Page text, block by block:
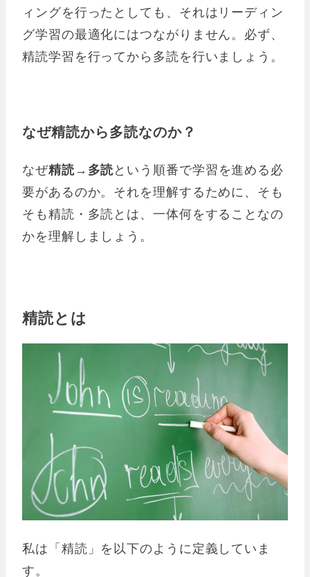
ィングを行ったとしても、それはリーディン
グ学習の最適化にはつながりません。必ず、
精読学習を行ってから多読を行いましょう。
なぜ精読から多読なのか？
なぜ精読→多読という順番で学習を進める必
要があるのか。それを理解するために、そも
そも精読・多読とは、一体何をすることなの
かを理解しましょう。
精読とは
私は「精読」を以下のように定義していま
す。